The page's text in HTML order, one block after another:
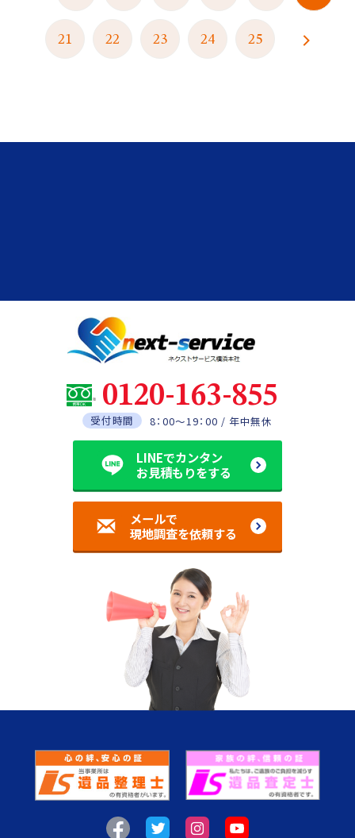
21 22 23 24 25
0120-163-855
受付時間 8：00～19：00 / 年中無休
LINEでカンタン
お見積もりをする
メールで
現地調査を依頼する